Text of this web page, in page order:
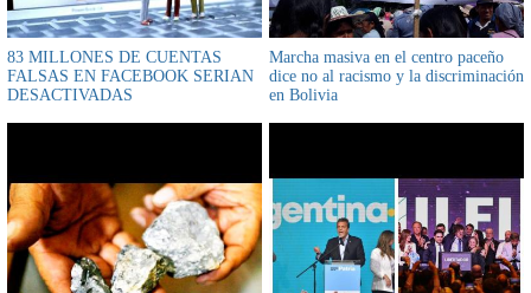
83 MILLONES DE CUENTAS
FALSAS EN FACEBOOK SERIAN
DESACTIVADAS
Marcha masiva en el centro paceño
dice no al racismo y la discriminación
en Bolivia